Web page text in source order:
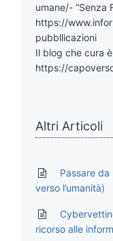
umane/- “Senza
https://
pubbllicazioni
Il blog che cura è
https://
Altri Articoli
Passare da
verso l’umanità)
ricorso alle